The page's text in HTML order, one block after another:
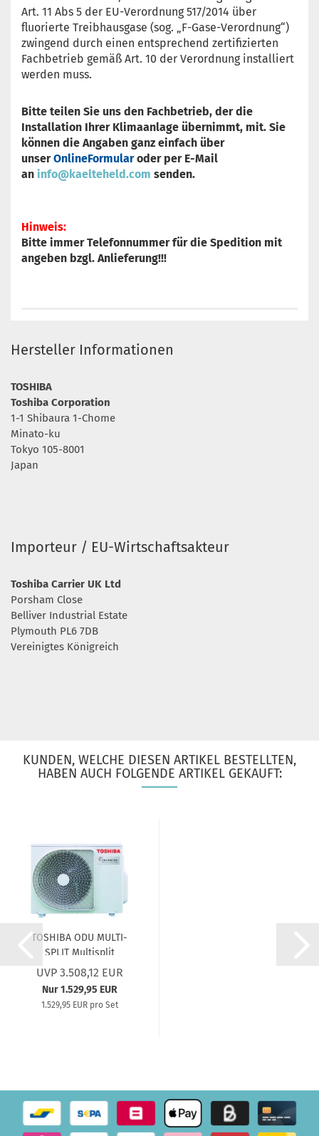
Art. 11 Abs 5 der EU-Verordnung 517/2014 über
fluorierte Treibhausgase (sog. „F-Gase-Verordnung“)
zwingend durch einen entsprechend zertifizierten
Fachbetrieb gemäß Art. 10 der Verordnung installiert
werden muss.
Bitte teilen Sie uns den Fachbetrieb, der die
Installation Ihrer Klimaanlage übernimmt, mit. Sie
können die Angaben ganz einfach über
unserOnlineFormularoder per E-Mail
an info@kaelteheld.com senden.
Hinweis:
Bitte immer Telefonnummer für die Spedition mit
angeben bzgl. Anlieferung!!!
Hersteller Informationen
TOSHIBA
Toshiba Corporation
1-1 Shibaura 1-Chome
Minato-ku
Tokyo 105-8001
Japan
Importeur / EU-Wirtschaftsakteur
Toshiba Carrier UK Ltd
Porsham Close
Belliver Industrial Estate
Plymouth PL6 7DB
Vereinigtes Königreich
KUNDEN, WELCHE DIESEN ARTIKEL BESTELLTEN,
HABEN AUCH FOLGENDE ARTIKEL GEKAUFT:
TOSHIBA ODU MULTI-
SPLIT Multisplit
Außengerät...
UVP 3.508,12 EUR
Nur 1.529,95 EUR
1.529,95 EUR pro Set